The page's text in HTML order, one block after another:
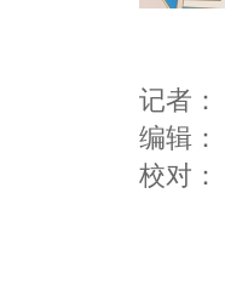
记者：
编辑：